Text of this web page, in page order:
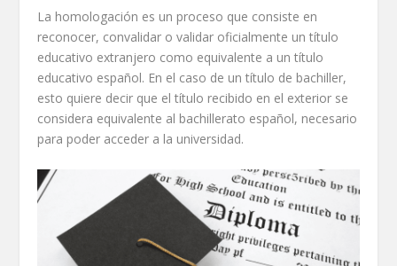
La homologación es un proceso que consiste en
reconocer, convalidar o validar oficialmente un título
educativo extranjero como equivalente a un título
educativo español. En el caso de un título de bachiller,
esto quiere decir que el título recibido en el exterior se
considera equivalente al bachillerato español, necesario
para poder acceder a la universidad.